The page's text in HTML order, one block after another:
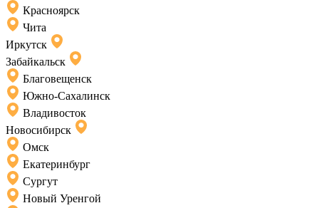
Красноярск
Чита
Иркутск
Забайкальск
Благовещенск
Южно-Сахалинск
Владивосток
Новосибирск
Омск
Екатеринбург
Сургут
Новый Уренгой